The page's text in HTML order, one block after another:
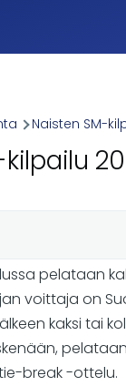
Naisten SM-
pelataan
voittaja on
kaksi tai
break -ottelu.